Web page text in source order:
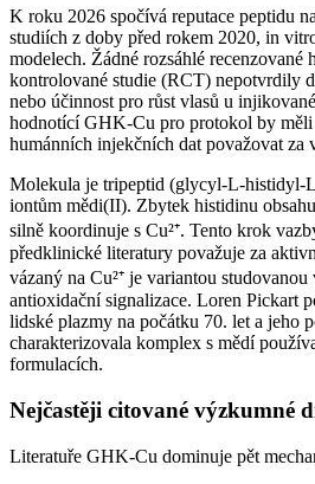
K roku 2026 spočívá reputace peptidu
studiích z doby před rokem 2020, in
modelech. Žádné rozsáhlé recenzované
kontrolované studie (RCT) nepotvrdily
nebo účinnost pro růst vlasů u
hodnotící GHK-Cu pro protokol by měli
humánních injekčních dat považovat za
Molekula je tripeptid (glycyl-L-histidyl-
iontům mědi(II). Zbytek histidinu
silně koordinuje s Cu²⁺. Tento krok
předklinické literatury považuje za
vázaný na Cu²⁺ je variantou studovanou
antioxidační signalizace. Loren Pickart
lidské plazmy na počátku 70. let a jeho
charakterizovala komplex s mědí
formulacích.
Nejčastěji citované výzkumné
Literatuře GHK-Cu dominuje pět